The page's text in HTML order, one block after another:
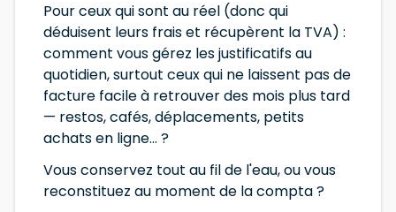
Pour ceux qui sont au réel (donc qui
déduisent leurs frais et récupèrent la TVA) :
comment vous gérez les justificatifs au
quotidien, surtout ceux qui ne laissent pas de
facture facile à retrouver des mois plus tard
— restos, cafés, déplacements, petits
achats en ligne… ?
Vous conservez tout au fil de l'eau, ou vous
reconstituez au moment de la compta ?